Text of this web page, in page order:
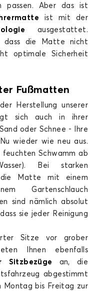
passen. Aber das ist
ist mit der
ausgestattet.
dass die Matte nicht
optimale Sicherheit
Fußmatten
Herstellung unserer
sich auch in ihrer
oder Schnee - Ihre
wieder wie neu aus.
feuchten Schwamm ab
Bei starken
die Matte mit einem
Gartenschlauch
sind nämlich absolut
sie jeder Reinigung
Sitze vor grober
Ihnen ebenfalls
Sitzbezüge
an, die
abgestimmt
Montag bis Freitag zur